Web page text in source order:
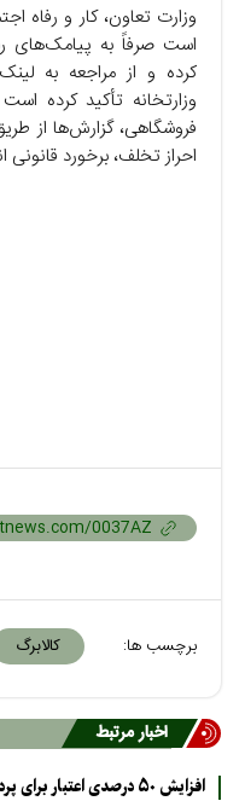
وزارت تعاون، کار و رفاه
کرده و از مراجعه به
وزارتخانه تأکید کرده
فروشگاهی، گزارش‌ها از
احراز تخلف، برخورد
برچسب ها: کالابرگ
اخبار مرتبط
افزایش ۵۰ درصدی اعتبار برای پرداخت کالابرگ